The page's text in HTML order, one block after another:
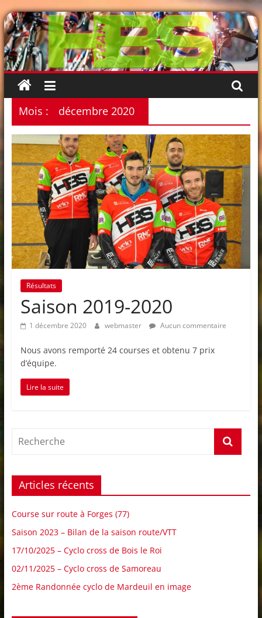
Passer
au
contenu
Mois : décembre 2020
Résultats
Saison 2019-2020
1 décembre 2020 webmaster Aucun commentaire
Nous avons remporté 24 courses et obtenu 7 prix
d’équipe.
Lire la suite
Articles récents
Course sur route à Forges (77)
Saison 2023 – Bilan de la saison route/VTT
17/10/2025 – Cyclo cross de Bois le Roi
02/11/2025 – Cyclo cross de Samoreau
2ème Randonnée cyclo de Mardeuil en image